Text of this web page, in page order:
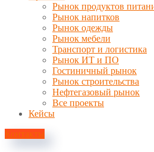
Рынок продуктов
Рынок напитков
Рынок одежды
Рынок мебели
Транспорт и логистика
Рынок ИТ и ПО
Гостиничный рынок
Рынок строительства
Нефтегазовый рынок
Все проекты
Кейсы
Контакты